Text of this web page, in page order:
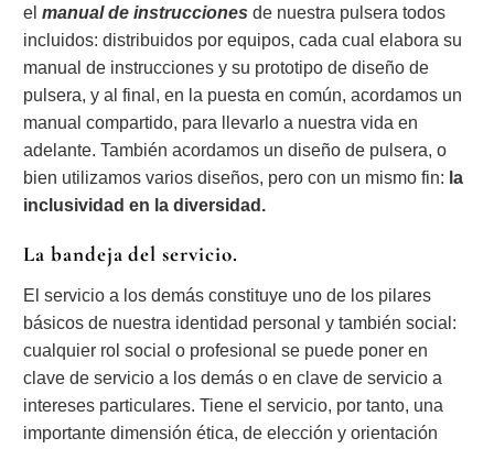
el manual de instrucciones de nuestra pulsera todos
incluidos: distribuidos por equipos, cada cual elabora su
manual de instrucciones y su prototipo de diseño de
pulsera, y al final, en la puesta en común, acordamos un
manual compartido, para llevarlo a nuestra vida en
adelante. También acordamos un diseño de pulsera, o
bien utilizamos varios diseños, pero con un mismo fin: la
inclusividad en la diversidad.
La bandeja del servicio.
El servicio a los demás constituye uno de los pilares
básicos de nuestra identidad personal y también social:
cualquier rol social o profesional se puede poner en
clave de servicio a los demás o en clave de servicio a
intereses particulares. Tiene el servicio, por tanto, una
importante dimensión ética, de elección y orientación